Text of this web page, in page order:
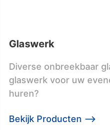
Glaswerk
Diverse onbreekbaar
glaswerk voor uw
huren?
Bekijk Producten -->